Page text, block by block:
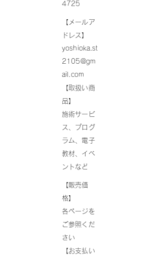
4725
【メールア
ドレス】
yoshioka.st
2105@gm
ail.com
【取扱い商
品】
施術サービ
ス、プログ
ラム、電子
教材、イベ
ントなど
【販売価
格】
各ページを
ご参照くだ
さい
【お支払い